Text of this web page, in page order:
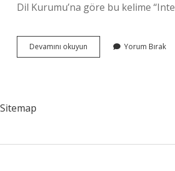
Dil Kurumu’na göre bu kelime
Devamını okuyun Milletlerarası
Nasıl
Yorum Bırak
Sitemap